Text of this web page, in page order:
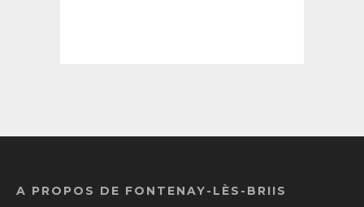
A PROPOS DE FONTENAY-LÈS-BRIIS